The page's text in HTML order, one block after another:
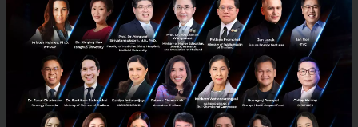
NTT DATA ลงทุนในกองทุน Finnoventure Private